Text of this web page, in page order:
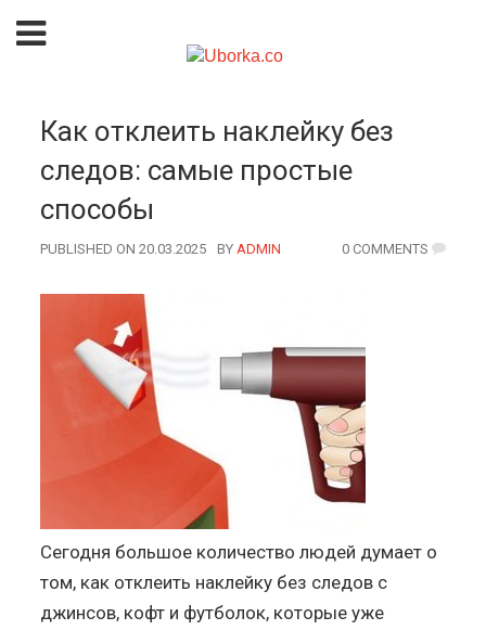
Как отклеить наклейку без
следов: самые простые
способы
PUBLISHED ON 20.03.2025 BY AUTHOR
ADMIN 0 COMMENTS
Сегодня большое количество людей думает о
том, как отклеить наклейку без следов с
джинсов, кофт и футболок, которые уже